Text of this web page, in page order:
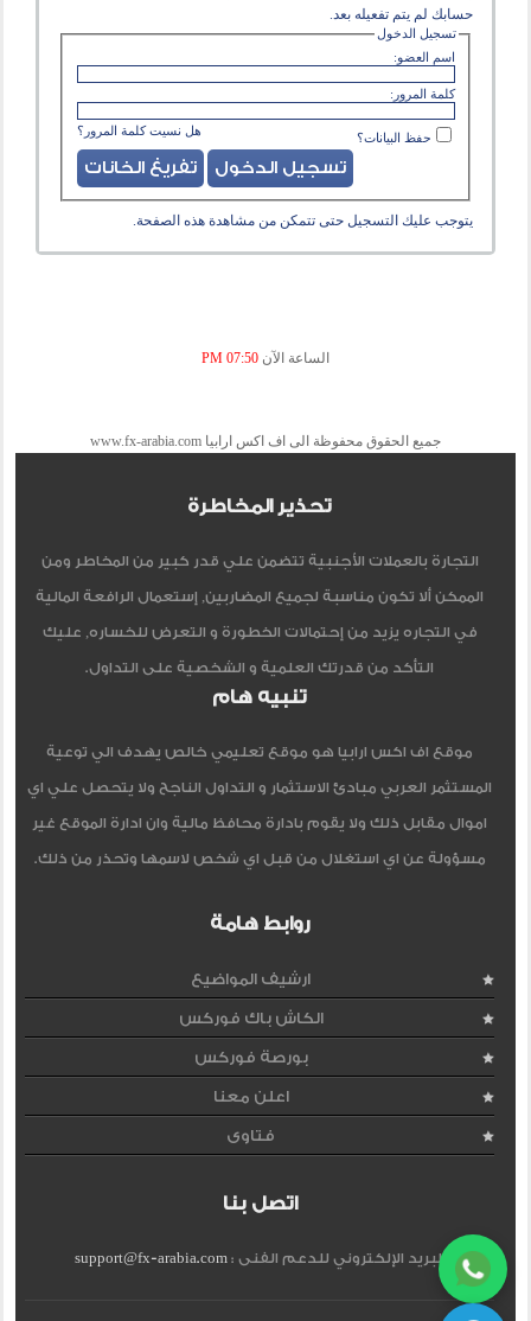
حسابك لم يتم تفعيله بعد.
تسجيل الدخول
اسم العضو:
كلمة المرور:
هل نسيت كلمة المرور؟ حفظ البيانات؟
يتوجب عليك التسجيل حتى تتمكن من مشاهدة هذه الصفحة.
الساعة الآن 07:50 PM
جميع الحقوق محفوظة الى اف اكس ارابيا www.fx-arabia.com
تحذير المخاطرة
التجارة بالعملات الأجنبية تتضمن علي قدر كبير من المخاطر ومن
الممكن ألا تكون مناسبة لجميع المضاربين, إستعمال الرافعة المالية
في التجاره يزيد من إحتمالات الخطورة و التعرض للخساره, عليك
التأكد من قدرتك العلمية و الشخصية على التداول.
تنبيه هام
موقع اف اكس ارابيا هو موقع تعليمي خالص يهدف الي توعية
المستثمر العربي مبادئ الاستثمار و التداول الناجح ولا يتحصل علي اي
اموال مقابل ذلك ولا يقوم بادارة محافظ مالية وان ادارة الموقع غير
مسؤولة عن اي استغلال من قبل اي شخص لاسمها وتحذر من ذلك.
روابط هامة
ارشيف المواضيع
الكاش باك فوركس
بورصة فوركس
اعلن معنا
فتاوى
اتصل بنا
البريد الإلكتروني للدعم الفنى :support@fx-arabia.com